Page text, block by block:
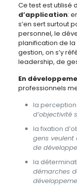
Ce test est utilisé
d’application:
s’en sert surtout
personnel, le
planification de
gestion, on s’y
leadership, de
En
professionnels
la
d’objectivité
la fixation
gens veulent
de
la
démarches